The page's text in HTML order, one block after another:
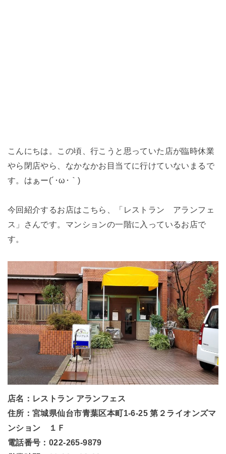
こんにちは。この頃、行こうと思っていた店が臨時休業
やら閉店やら、なかなかお目当てに行けていないまるで
す。はぁー(´･ω･｀)
今回紹介するお店はこちら、「レストラン アランフェ
ス」さんです。マンションの一階に入っているお店で
す。
店名：レストラン アランフェス
住所：宮城県仙台市青葉区本町1-6-25 第２ライオンズマ
ンション １Ｆ
電話番号：022-265-9879